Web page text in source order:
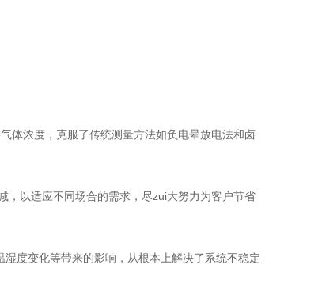
气体浓度，克服了传统测量方法如负电晕放电法和卤
以适应不同场合的需求，尽zui大努力为客户节省
度变化等带来的影响，从根本上解决了系统不稳定